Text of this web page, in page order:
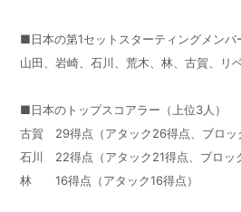
■日本の第1セットスターティングメンバ
山田、岩崎、石川、荒木、林、古賀、リ
■日本のトップスコアラー（上位3人）
古賀 29得点（アタック26得点、ブロッ
石川 22得点（アタック21得点、ブロッ
林 16得点（アタック16得点）